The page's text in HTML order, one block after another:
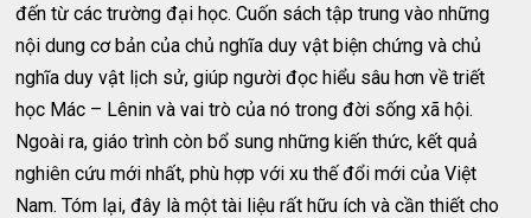
đến từ các trường đại học. Cuốn sách tập trung vào những
nội dung cơ bản của chủ nghĩa duy vật biện chứng và chủ
nghĩa duy vật lịch sử, giúp người đọc hiểu sâu hơn về triết
học Mác – Lênin và vai trò của nó trong đời sống xã hội.
Ngoài ra, giáo trình còn bổ sung những kiến thức, kết quả
nghiên cứu mới nhất, phù hợp với xu thế đổi mới của Việt
Nam. Tóm lại, đây là một tài liệu rất hữu ích và cần thiết cho